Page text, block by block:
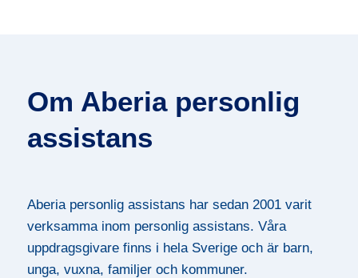
Om Aberia personlig
assistans
Aberia personlig assistans har sedan 2001 varit
verksamma inom personlig assistans. Våra
uppdragsgivare finns i hela Sverige och är barn,
unga, vuxna, familjer och kommuner.